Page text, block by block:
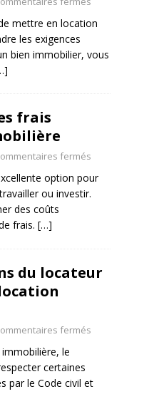
mettre en location
les exigences
bien immobilier, vous
frais
fermés
option pour
ou investir.
des coûts
frais. […]
du locateur
fermés
le
certaines
par le Code civil et